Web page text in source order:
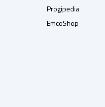
Progipedia
EmcoShop